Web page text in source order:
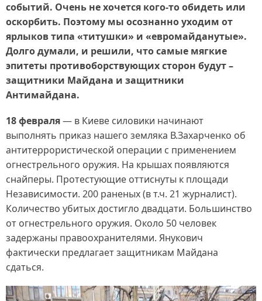
событий. Очень не хочется кого-то обидеть или
оскорбить. Поэтому мы осознанно уходим от
ярлыков типа «титушки» и «евромайданутые».
Долго думали, и решили, что самые мягкие
эпитеты противоборствующих сторон будут –
защитники Майдана и защитники
Антимайдана.
18 февраля— в Киеве силовики начинают
выполнять приказ нашего земляка В.Захарченко об
антитеррористической операции с применением
огнестрельного оружия. На крышах появляются
снайперы. Протестующие оттиснуты к площади
Независимости. 200 раненых (в т.ч. 21 журналист).
Количество убитых достигло двадцати. Большинство
от огнестрельного оружия. Около 50 человек
задержаны правоохранителями. Янукович
фактически предлагает защитникам Майдана
сдаться.